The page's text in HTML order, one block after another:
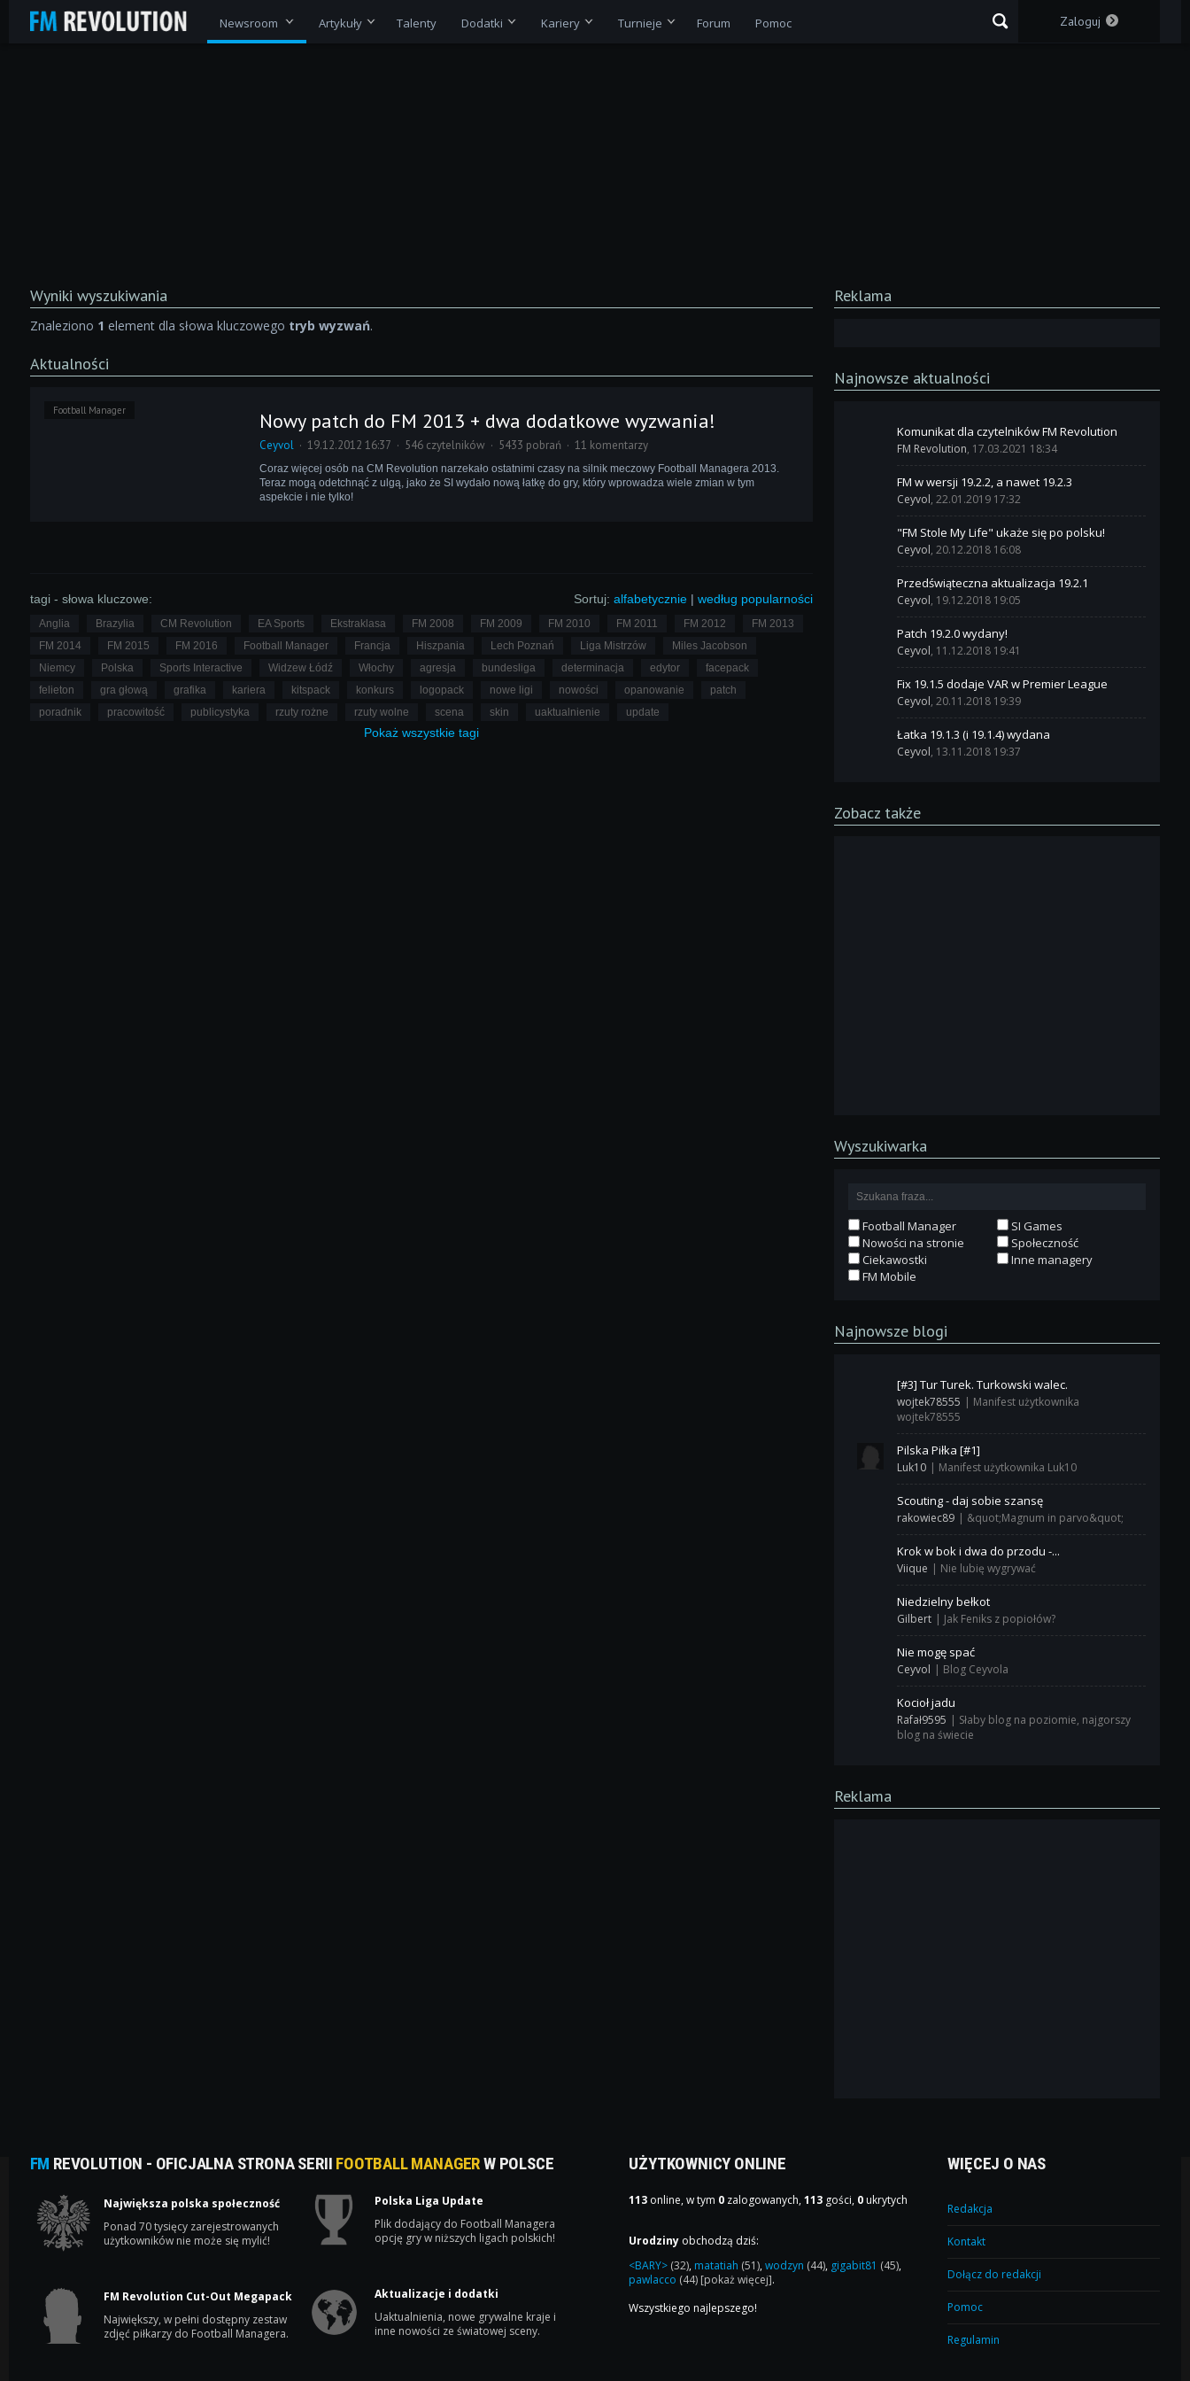
Newsroom Artykuły Talenty Dodatki Kariery Turnieje Forum Pomoc Zaloguj
Wyniki wyszukiwania
Znaleziono 1 element dla słowa kluczowego tryb wyzwań.
Aktualności
Football Manager Nowy patch do FM 2013 + dwa dodatkowe wyzwania!
Ceyvol 19.12.2012 16:37 546 czytelników 5433 pobrań 11 komentarzy
Coraz więcej osób na CM Revolution narzekało ostatnimi czasy na silnik meczowy Football Managera 2013.
Teraz mogą odetchnąć z ulgą, jako że SI wydało nową łatkę do gry, który wprowadza wiele zmian w tym
aspekcie i nie tylko!
Sortuj: alfabetycznie |według popularności
tagi - słowa kluczowe:
Anglia Brazylia CM Revolution EA Sports Ekstraklasa FM 2008 FM 2009 FM 2010 FM 2011 FM 2012
FM 2013
FM 2014
FM 2015 FM 2016 Football Manager Francja Hiszpania Lech Poznań Liga Mistrzów
Miles Jacobson
Niemcy
Polska Sports Interactive Widzew Łódź Włochy agresja bundesliga determinacja edytor
facepack
felieton
gra głową grafika kariera kitspack konkurs logopack nowe ligi nowości opanowanie
patch
poradnik
pracowitość publicystyka rzuty rożne rzuty wolne scena skin uaktualnienie update
Pokaż wszystkietagi
Reklama
Najnowsze aktualności
Komunikat dla czytelników FM Revolution
FM Revolution, 17.03.2021 18:34
FM w wersji 19.2.2, a nawet 19.2.3
Ceyvol, 22.01.2019 17:32
"FM Stole My Life" ukaże się po polsku!
Ceyvol, 20.12.2018 16:08
Przedświąteczna aktualizacja 19.2.1
Ceyvol, 19.12.2018 19:05
Patch 19.2.0 wydany!
Ceyvol, 11.12.2018 19:41
Fix 19.1.5 dodaje VAR w Premier League
Ceyvol, 20.11.2018 19:39
Łatka 19.1.3 (i 19.1.4) wydana
Ceyvol, 13.11.2018 19:37
Zobacz także
Wyszukiwarka
Football Manager
SI Games
Nowości na stronie
Społeczność
Ciekawostki
Inne managery
FM Mobile
Najnowsze blogi
[#3] Tur Turek. Turkowski walec.
wojtek78555 | Manifest użytkownika
wojtek78555
Pilska Piłka [#1]
Luk10 | Manifest użytkownika Luk10
Scouting - daj sobie szansę
rakowiec89 | &quot;Magnum in parvo&quot;
Krok w bok i dwa do przodu -...
Viique | Nie lubię wygrywać
Niedzielny bełkot
Gilbert | Jak Feniks z popiołów?
Nie mogę spać
Ceyvol | Blog Ceyvola
Kocioł jadu
Rafał9595 | Słaby blog na poziomie, najgorszy
blog na świecie
Reklama
FM REVOLUTION - OFICJALNA STRONA SERII FOOTBALL MANAGERW POLSCE
Największa polska społeczność
Ponad 70 tysięcy zarejestrowanych
użytkowników nie może się mylić!
Polska Liga Update
Plik dodający do Football Managera
opcję gry w niższych ligach polskich!
FM Revolution Cut-Out Megapack
Największy, w pełni dostępny zestaw
zdjęć piłkarzy do Football Managera.
Aktualizacje i dodatki
Uaktualnienia, nowe grywalne kraje i
inne nowości ze światowej sceny.
UŻYTKOWNICY ONLINE
113 online, w tym 0 zalogowanych,113 gości, 0 ukrytych
Urodziny obchodzą dziś:
<BARY> (32), matatiah (51),wodzyn (44), gigabit81 (45),
pawlacco (44) [pokaż więcej].
Wszystkiego najlepszego!
WIĘCEJ O NAS
Redakcja
Kontakt
Dołącz do redakcji
Pomoc
Regulamin